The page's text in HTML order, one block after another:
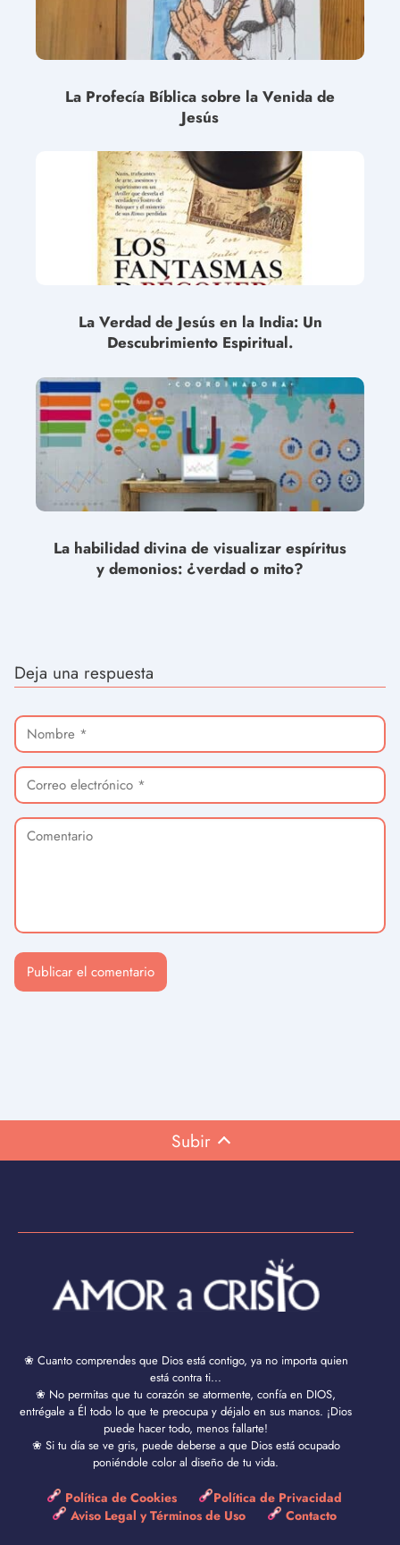
La Profecía Bíblica sobre la Venida de
Jesús
La Verdad de Jesús en la India: Un
Descubrimiento Espiritual.
La habilidad divina de visualizar espíritus
y demonios: ¿verdad o mito?
Deja una respuesta
Subir
❀ Cuanto comprendes que Dios está contigo, ya no importa quien
está contra ti...
❀ No permitas que tu corazón se atormente, confía en DIOS,
entrégale a Él todo lo que te preocupa y déjalo en sus manos. ¡Dios
puede hacer todo, menos fallarte!
❀ Si tu día se ve gris, puede deberse a que Dios está ocupado
poniéndole color al diseño de tu vida.
Política de Cookies
Política de Privacidad
Aviso Legal y Términos de Uso
Contacto